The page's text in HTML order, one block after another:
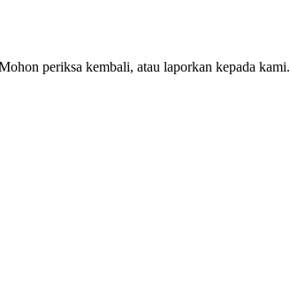
periksa kembali, atau laporkan kepada kami.